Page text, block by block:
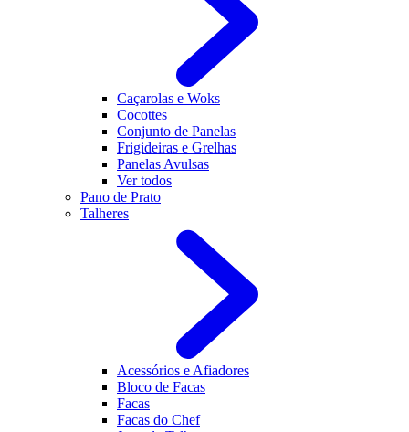
Caçarolas e Woks
Cocottes
Conjunto de Panelas
Frigideiras e Grelhas
Panelas Avulsas
Ver todos
Pano de Prato
Talheres
Acessórios e Afiadores
Bloco de Facas
Facas
Facas do Chef